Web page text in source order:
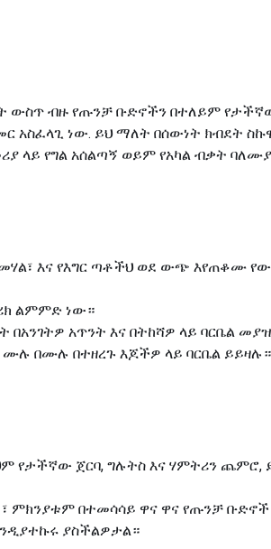
ውስጥ ብዙ የጡንቻ ቡድኖችን በተለይም
አስፈላጊ ነው. ይህ ማለት በሰውነት ክብደት
ላይ የግል አሰልጣኝ ወይም የአካል ብቃት
እና የእግር ጣቶችህ ወደ ውጭ እየጠቆሙ
ልምምድ ነው።
አጥንት እና በትከሻዎ ላይ ባርቤል
ሙሉ በሙሉ በተዘረጉ እጆችዎ ላይ ባርቤል ይይዛሉ።
የታችኛው ጀርባ, ግሉትስ እና ሃምትሪን ጨምሮ,
ምክንያቱም በተመሳሳይ ዋና ዋና የጡንቻ
ያስችልዎታል።